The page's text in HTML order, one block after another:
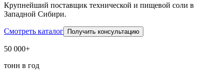
Крупнейший поставщик технической и пищевой соли в
Западной Сибири.
Смотреть каталог Получить консультацию
50 000+
тонн в год